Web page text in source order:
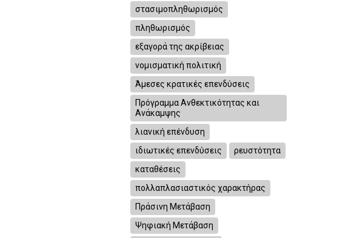
στασιμοπληθωρισμός
πληθωρισμός
εξαγορά της ακρίβειας
νομισματική πολιτική
Άμεσες κρατικές επενδύσεις
Πρόγραμμα Ανθεκτικότητας και
Ανάκαμψης
λιανική επένδυση
ιδιωτικές επενδύσεις
ρευστότητα
καταθέσεις
πολλαπλασιαστικός χαρακτήρας
Πράσινη Μετάβαση
Ψηφιακή Μετάβαση